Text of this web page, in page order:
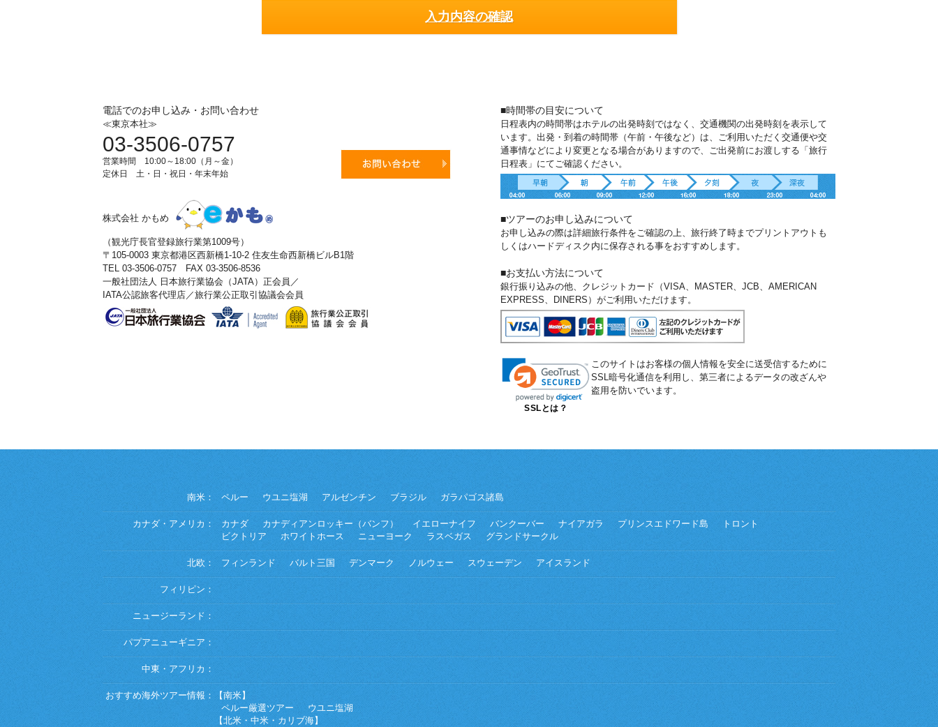
電話でのお申し込み・お問い合わせ
≪東京本社≫
03-3506-0757
営業時間 10:00～18:00（月～金）
定休日 土・日・祝日・年末年始
株式会社 かもめ
（観光庁長官登録旅行業第1009号）
〒105-0003 東京都港区西新橋1-10-2 住友生命西新橋ビルB1階
TEL 03-3506-0757 FAX 03-3506-8536
一般社団法人 日本旅行業協会（JATA）正会員／
IATA公認旅客代理店／旅行業公正取引協議会会員
■時間帯の目安について
日程表内の時間帯はホテルの出発時刻ではなく、交通機関の出発時刻を表示して
います。出発・到着の時間帯（午前・午後など）は、ご利用いただく交通便や交
通事情などにより変更となる場合がありますので、ご出発前にお渡しする「旅行
日程表」にてご確認ください。
■ツアーのお申し込みについて
お申し込みの際は詳細旅行条件をご確認の上、旅行終了時までプリントアウトも
しくはハードディスク内に保存される事をおすすめします。
■お支払い方法について
銀行振り込みの他、クレジットカード（VISA、MASTER、JCB、AMERICAN
EXPRESS、DINERS）がご利用いただけます。
SSLとは？
このサイトはお客様の個人情報を安全に送受信するために
SSL暗号化通信を利用し、第三者によるデータの改ざんや
盗用を防いでいます。
南米： ペルー ウユニ塩湖 アルゼンチン ブラジル ガラパゴス諸島
カナダ・アメリカ： カナダ カナディアンロッキー（バンフ） イエローナイフ バンクーバー ナイアガラ プリンスエドワード島
トロント
ビクトリア
ホワイトホース ニューヨーク ラスベガス グランドサークル
北欧： フィンランド バルト三国 デンマーク ノルウェー スウェーデン アイスランド
フィリピン：
ニュージーランド：
パプアニューギニア：
中東・アフリカ：
おすすめ海外ツアー情報：
【南米】
ペルー厳選ツアー
ウユニ塩湖
【北米・中米・カリブ海】